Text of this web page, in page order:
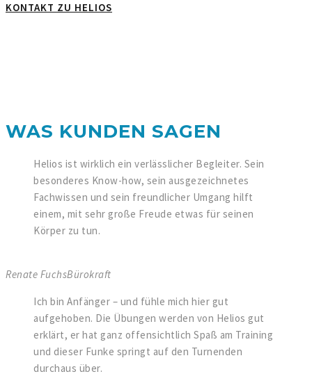
KONTAKT ZU HELIOS
WAS KUNDEN SAGEN
Helios ist wirklich ein verlässlicher Begleiter. Sein
besonderes Know-how, sein ausgezeichnetes
Fachwissen und sein freundlicher Umgang hilft
einem, mit sehr große Freude etwas für seinen
Körper zu tun.
Renate FuchsBürokraft
Ich bin Anfänger – und fühle mich hier gut
aufgehoben. Die Übungen werden von Helios gut
erklärt, er hat ganz offensichtlich Spaß am Training
und dieser Funke springt auf den Turnenden
durchaus über.